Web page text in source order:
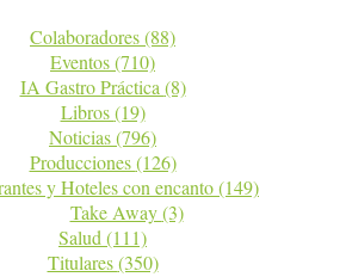
Colaboradores(88)
Eventos(710)
IA Gastro Práctica(8)
Libros(19)
Noticias(796)
Producciones(126)
y Hoteles con encanto(149)
Take Away(3)
Salud(111)
Titulares(350)